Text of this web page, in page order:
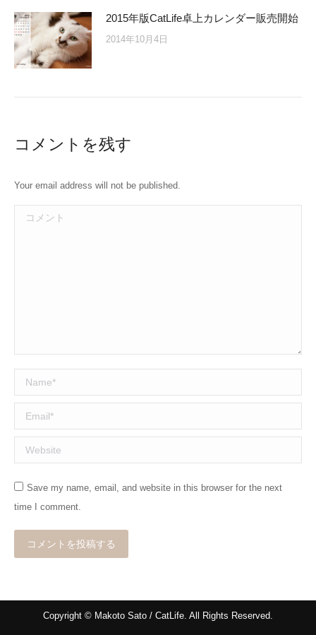
2015年版CatLife卓上カレンダー販売開始
2014年10月4日
コメントを残す
Your email address will not be published.
コメント
Name *
Email *
Website
Save my name, email, and website in this browser for the next
time I comment.
コメントを投稿する
Copyright © Makoto Sato / CatLife. All Rights Reserved.